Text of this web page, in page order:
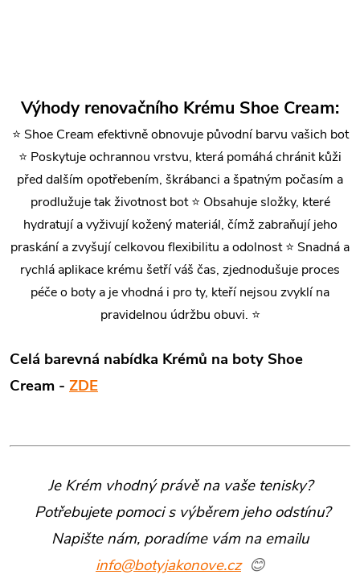
Výhody renovačního Krému Shoe Cream:
⭐ Shoe Cream efektivně obnovuje původní barvu vašich bot
⭐ Poskytuje ochrannou vrstvu, která pomáhá chránit kůži
před dalším opotřebením, škrábanci a špatným počasím a
prodlužuje tak životnost bot ⭐ Obsahuje složky, které
hydratují a vyživují kožený materiál, čímž zabraňují jeho
praskání a zvyšují celkovou flexibilitu a odolnost ⭐ Snadná a
rychlá aplikace krému šetří váš čas, zjednodušuje proces
péče o boty a je vhodná i pro ty, kteří nejsou zvyklí na
pravidelnou údržbu obuvi. ⭐
Celá barevná nabídka Krémů na boty Shoe
Cream - ZDE
Je Krém vhodný právě na vaše tenisky?
Potřebujete pomoci s výběrem jeho odstínu?
Napište nám, poradíme vám na emailu
info@botyjakonove.cz😊